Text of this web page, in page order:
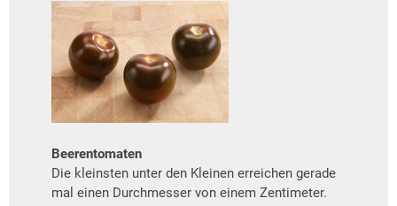
Beerentomaten
Die kleinsten unter den Kleinen erreichen gerade
mal einen Durchmesser von einem Zentimeter.